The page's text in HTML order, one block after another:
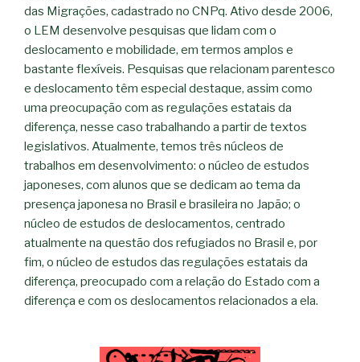
das Migrações, cadastrado no CNPq. Ativo desde 2006,
o LEM desenvolve pesquisas que lidam com o
deslocamento e mobilidade, em termos amplos e
bastante flexíveis. Pesquisas que relacionam parentesco
e deslocamento têm especial destaque, assim como
uma preocupação com as regulações estatais da
diferença, nesse caso trabalhando a partir de textos
legislativos. Atualmente, temos três núcleos de
trabalhos em desenvolvimento: o núcleo de estudos
japoneses, com alunos que se dedicam ao tema da
presença japonesa no Brasil e brasileira no Japão; o
núcleo de estudos de deslocamentos, centrado
atualmente na questão dos refugiados no Brasil e, por
fim, o núcleo de estudos das regulações estatais da
diferença, preocupado com a relação do Estado com a
diferença e com os deslocamentos relacionados a ela.